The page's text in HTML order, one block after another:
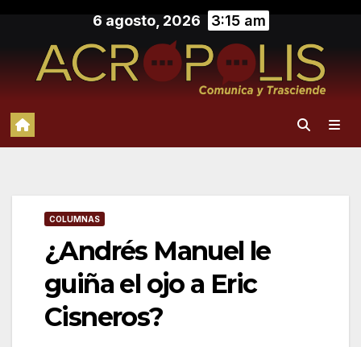
contenido
6 agosto, 2026 3:15 am
COLUMNAS
¿Andrés Manuel le
guiña el ojo a Eric
Cisneros?